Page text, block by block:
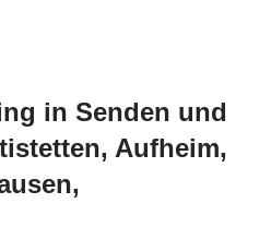
in Senden und
Aufheim,